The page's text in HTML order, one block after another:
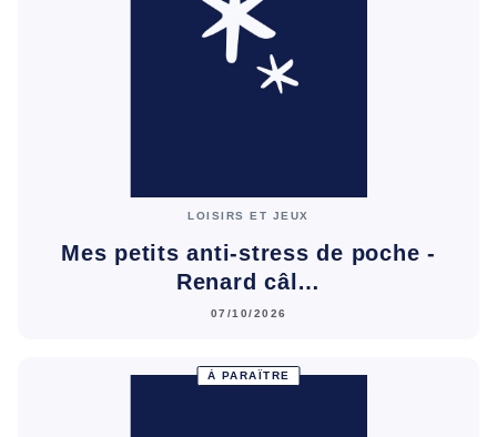
LOISIRS ET JEUX
Mes petits anti-stress de poche -
Renard câl…
07/10/2026
À PARAÎTRE